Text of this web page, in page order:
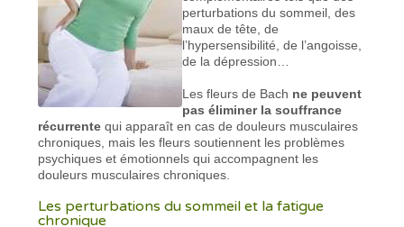
perturbations du sommeil, des
maux de tête, de
l’hypersensibilité, de l’angoisse,
de la dépression…
Les fleurs de Bach ne peuvent
pas éliminer la souffrance
récurrente qui apparaît en cas de douleurs musculaires
chroniques, mais les fleurs soutiennent les problèmes
psychiques et émotionnels qui accompagnent les
douleurs musculaires chroniques.
Les perturbations du sommeil et la fatigue
chronique